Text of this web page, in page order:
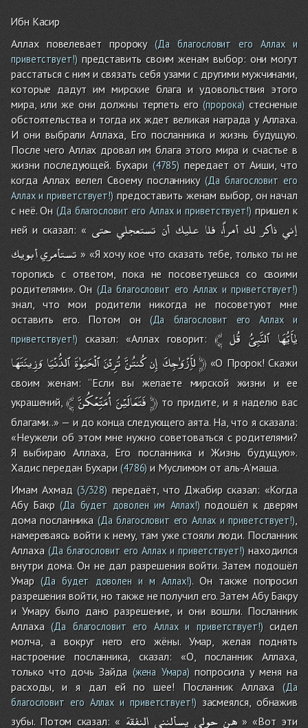
Ибн Касир
Аллах повелевает пророку(Да благословит его Аллах и
приветствует!)представить своим женам выбор: они могут
расстаться с ним и связать себя узами с другими мужчинами,
которые дадут им мирские блага и удовольствия этого
мира, или же они должны терпеть его (пророка)стесненые
обстоятельства и тогда их ждет великая награда у Аллаха.
И они выбрали Аллаха, Его посланника и жизнь будущую.
После чего Аллах дровал им блага этого мира и счастье в
жизни последующей. Бухари (4785) передает от Аиши, что
когда Аллах велел Своему посланнику(Да благословит его
Аллах и приветствует!) предоставить женам выбор, он начал
с неё. Он (Да благословит его Аллах и приветствует!)пришел к
ней и сказал: «
إني ذاكر لك أمراً، فلا عليك أن تستعجلي حتى
تستأمريأبويك
» «Я хочу кое что сказать тебе, только ты не
торопись с ответом, пока не посоветуешься со своими
родителями». Он (Да благословит его Аллах и приветствует!)
знал, что мои родители никогда не посоветуют мне
оставить его. Потом он(Да благословит его Аллах и
приветствует!)сказал: «Аллах говорит: ﴾ يٰأَيُّهَا ٱلنَّبِىُّ قُل
لأَِزْوَٰجِكَإِنكُنتُنَّتُرِدْنَٱلْحَيَوٰةَٱلدُّنْيَاوَزِينَتَهَا ﴿«О Пророк! Скажи
своим женам: ‘‘Если вы желаете мирской жизни и ее
украшений,﴾ فَتَعَالَيْنَأُمَتِّعْكُنَّ ﴿то придите, и я наделю вас
благами..» — и до конца следующего аята. На, что я сказала:
«Неужели об этом мне нужно советоваться с родителями?
Я выбираю Аллаха, Его посланника и Жизнь будущую».
Хадис передан Бухари (4786) и Муслимом от аль-А’маша.
Имам Ахмад (3/328) передаёт, что Джабир сказал: «Когда
Абу Бакр(Да будет доволен им Аллах!)подошёл к дверям
дома посланника (Да благословит его Аллах и приветствует!)
намереваясь войти к нему, там уже стояли люди. Посланник
Аллаха(Да благословит его Аллах и приветствует!)находился
внутри дома. Он не дал разрешения войти. Затем подошёл
Умар(Да будет доволен и м Аллах!). Он также попросил
разрешения войти, но также не получил его. Затем Абу Бакру
и Умару было дано разрешение, и они вошли. Посланник
Аллаха(Да благословит его Аллах и приветствует!)сидел
молча, а вокруг него его жёны. Умар, желая поднять
настроение посланника, сказал: «О, посланник Аллаха,
только что дочь Зайда (жена Умара) попросила у меня на
расходы, и я дал ей по шее! Посланник Аллаха (Да
благословит его Аллах и приветствует!)засмеялся, обнажив
зубы. Потом сказал: «
هن حولي يسألنني النفقة » «Вот эти